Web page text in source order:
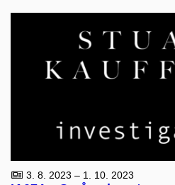
3. 8. 2023 – 1. 10. 2023